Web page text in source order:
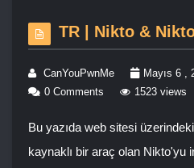
TR | Nikto &
CanYouPwnMe Mayıs 6 ,
0 Comments
1523 views
Bu yazıda web sitesi
kaynaklı bir araç olan Nikto'yu